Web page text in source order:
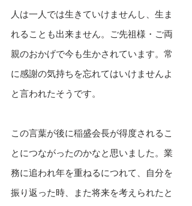
人は一人では生きていけませんし、生ま
れることも出来ません。ご先祖様・ご両
親のおかげで今も生かされています。常
に感謝の気持ちを忘れてはいけませんよ
と言われたそうです。
この言葉が後に稲盛会長が得度されるこ
とにつながったのかなと思いました。業
務に追われ年を重ねるにつれて、自分を
振り返った時、また将来を考えられたと